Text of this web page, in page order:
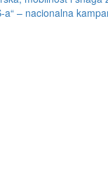
a“ – nacionalna